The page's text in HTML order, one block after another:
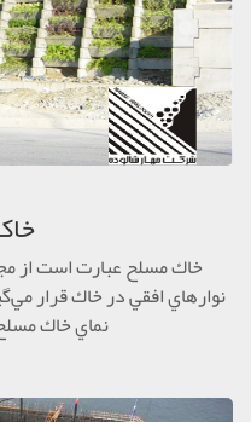
خاك مسلح عبارت است از
نوارهاي افقي در خاك قرار
نماي خاك